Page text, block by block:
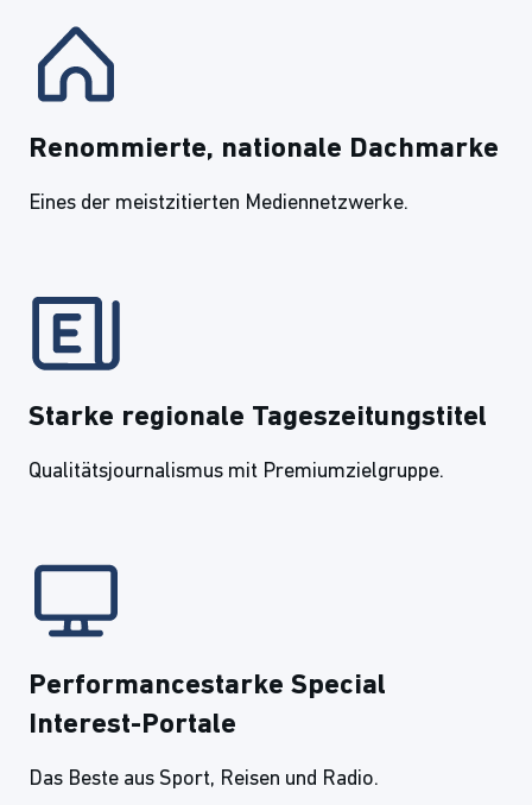
Renommierte, nationale Dachmarke
Eines der meistzitierten Mediennetzwerke.
Starke regionale Tageszeitungstitel
Qualitätsjournalismus mit Premiumzielgruppe.
Performancestarke Special
Interest-Portale
Das Beste aus Sport, Reisen und Radio.